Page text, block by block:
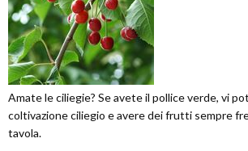
Amate le ciliegie? Se avete il pollice verde, vi
coltivazione ciliegio e avere dei frutti sempre
tavola.